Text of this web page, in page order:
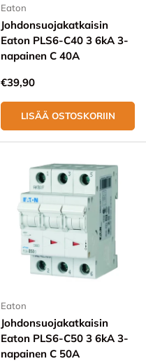
Eaton
Johdonsuojakatkaisin
Eaton PLS6-C40 3 6kA 3-
napainen C 40A
Normaali hinta
€39,90
LISÄÄ OSTOSKORIIN
Eaton
Johdonsuojakatkaisin
Eaton PLS6-C50 3 6kA 3-
napainen C 50A